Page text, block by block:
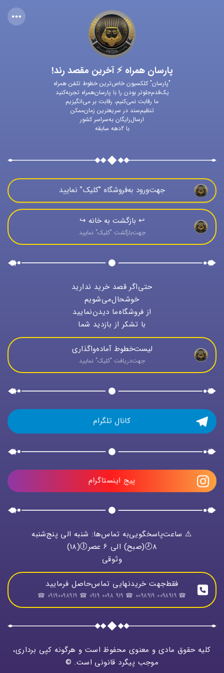
پارسان همراه ⚡ آخرین مقصد رند!
"پارسان" کلکسیون خاص‌ترین خطوط تلفن همراه
یک‌قدم‌جلوتر بودن را با پارسان‌همراه تجربه‌کنید
ما رقابت نمی‌کنیم، رقابت بر می‌انگیزیم
تنظیم‌سند در سریعترین زمان‌ممکن
ارسال‌رایگان به‌سراسر کشور
با 2دهه سابقه
جهت‌ورود به‌فروشگاه "كليک" نماييد
↩️ بازگشت به خانه ↪️
جهت‌بازگشت "كليک" نماييد
حتی‌اگر قصد خرید ندارید
خوشحال‌می‌شویم
از فروشگاه‌ما دیدن‌نمایید
با تشکر از بازدید شما
لیست‌خطوط آماده‌واگذاری
جهت‌دريافت "كليک" نماييد
کانال تلگرام
پیج اینستاگرام
⚠️ ساعت‌پاسخگویی‌به تماس‌ها: شنبه الی پنج‌شنبه
8🕗(صبح) الی 6 عصر🕕(18)
وثوقی
فقط‌جهت خریدنهایی تماس‌حاصل فرمایید
☎ 0098919 0098919 ☎ 919 0098 0919 ☎ 09190098919 ☎
کلیه حقوق مادی و معنوی محفوظ است و هرگونه کپی برداری،
موجب پیگرد قانونی است. ©